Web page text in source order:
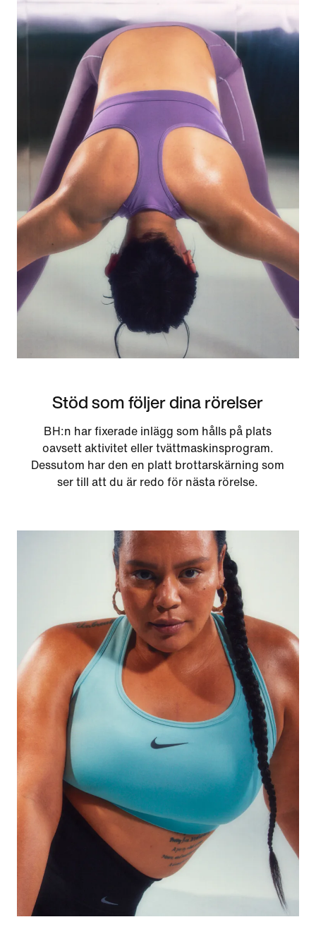
Stöd som följer dina rörelser
BH:n har fixerade inlägg som hålls på plats
oavsett aktivitet eller tvättmaskinsprogram.
Dessutom har den en platt brottarskärning som
ser till att du är redo för nästa rörelse.